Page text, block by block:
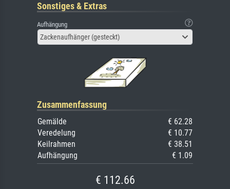
Sonstiges & Extras
Aufhängung
Zackenaufhänger (gesteckt)
Zusammenfassung
Gemälde
€ 62.28
Veredelung
€ 10.77
Keilrahmen
€ 38.51
Aufhängung
€ 1.09
€ 112.66